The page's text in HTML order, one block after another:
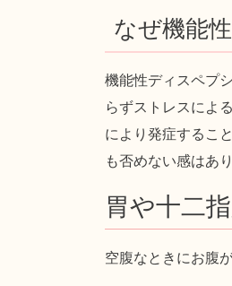
なぜ機能
機能性ディスペプ
らずストレスによ
により発症するこ
も否めない感はあり
胃や十二
空腹なときにお腹